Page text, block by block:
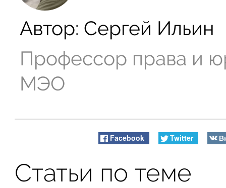
Автор: Сергей Ильин
Профессор права и
МЭО
Facebook Twitter
Статьи по теме